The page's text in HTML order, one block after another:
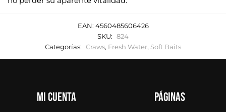
EAN: 4560485606426
SKU: 824
Categorías: Craws, Fresh Water, Soft Baits
Mi cuenta Páginas